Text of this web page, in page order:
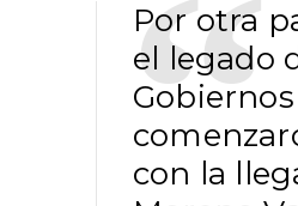
Por otra
el legado
con la